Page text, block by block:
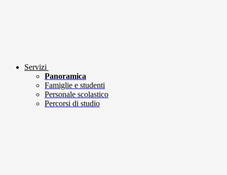
Servizi
Panoramica
Famiglie e studenti
Personale scolastico
Percorsi di studio